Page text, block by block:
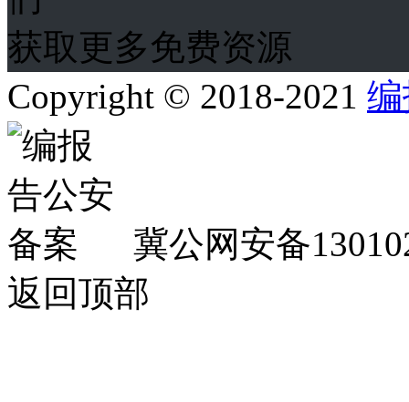
获取更多免费资源
Copyright © 2018-2021
冀公网安备
返回顶部